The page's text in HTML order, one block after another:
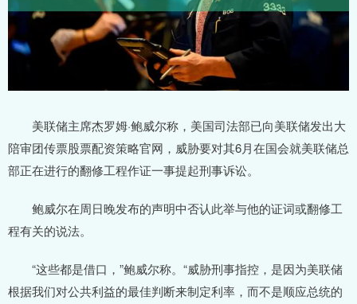
美联储主席杰罗姆·鲍威尔称，美国司法部已向美联储发出大
陪审团传票股票配资策略官网，威胁要对其6月在国会就美联储总
部正在进行的翻修工程作证一事提起刑事诉讼。
鲍威尔在周日晚发布的声明中否认此举与他的证词或翻修工
程有关的说法。
“这些都是借口，”鲍威尔称。“威胁刑事指控，是因为美联储
根据我们对公共利益的最佳判断来制定利率，而不是顺应总统的